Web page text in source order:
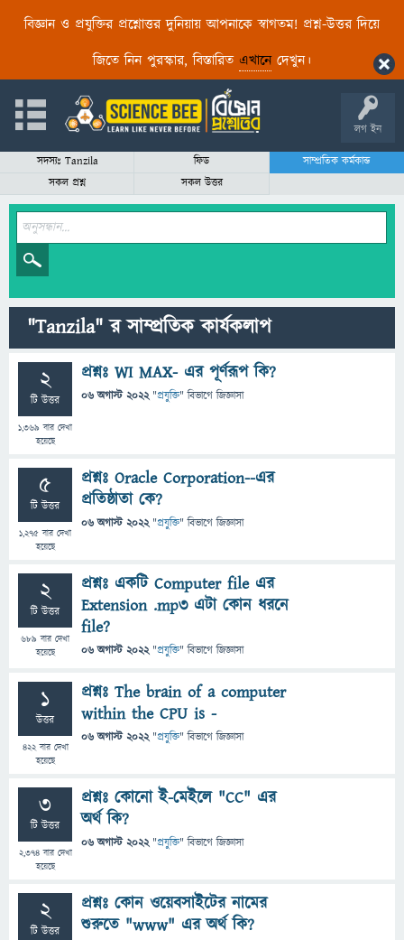
বিজ্ঞান ও প্রযুক্তির প্রশ্নোত্তর দুনিয়ায় আপনাকে স্বাগতম! প্রশ্ন-উত্তর দিয়ে
জিতে নিন পুরস্কার, বিস্তারিত এখানেদেখুন।
লগ ইন
সদস্যঃ Tanzila ফিড
সাম্প্রতিক কর্মকান্ড
সকল প্রশ্ন
সকল উত্তর
"Tanzila" র সাম্প্রতিক কার্যকলাপ
2
টি উত্তর
1,369 বার দেখা
হয়েছে
প্রশ্নঃ WI MAX- এর পূর্ণরূপ কি?
06 অগাস্ট 2022 "প্রযুক্তি" বিভাগে জিজ্ঞাসা
5
টি উত্তর
1,275 বার দেখা
হয়েছে
প্রশ্নঃ Oracle Corporation--এর
প্রতিষ্ঠাতা কে?
06 অগাস্ট 2022 "প্রযুক্তি" বিভাগে জিজ্ঞাসা
2
টি উত্তর
689 বার দেখা
হয়েছে
প্রশ্নঃ একটি Computer file এর
Extension .mp3 এটা কোন ধরনে
file?
06 অগাস্ট 2022 "প্রযুক্তি" বিভাগে জিজ্ঞাসা
1
উত্তর
422বার দেখা
হয়েছে
প্রশ্নঃ The brain of a computer
within the CPU is -
06 অগাস্ট 2022 "প্রযুক্তি" বিভাগে জিজ্ঞাসা
3
টি উত্তর
2,374বার দেখা
হয়েছে
প্রশ্নঃ কোনো ই-মেইলে "CC" এর
অর্থ কি?
06 অগাস্ট 2022 "প্রযুক্তি" বিভাগে জিজ্ঞাসা
2
টি উত্তর
প্রশ্নঃ কোন ওয়েবসাইটের নামের
শুরুতে "www" এর অর্থ কি?